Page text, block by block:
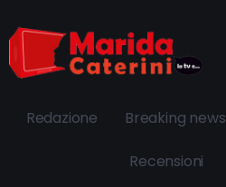
Redazione Breaking news
Recensioni